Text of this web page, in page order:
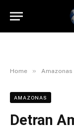
Home » Amazonas
AMAZONAS
Detran